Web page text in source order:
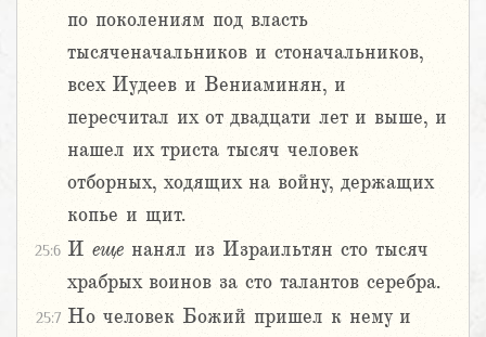
по поколениям под власть
тысяченачальников и стоначальников,
всех Иудеев и Вениаминян, и
пересчитал их от двадцати лет и выше, и
нашел их триста тысяч человек
отборных, ходящих на войну, держащих
копье и щит.
25:6 И еще нанял из Израильтян сто тысяч
храбрых воинов за сто талантов серебра.
25:7 Но человек Божий пришел к нему и